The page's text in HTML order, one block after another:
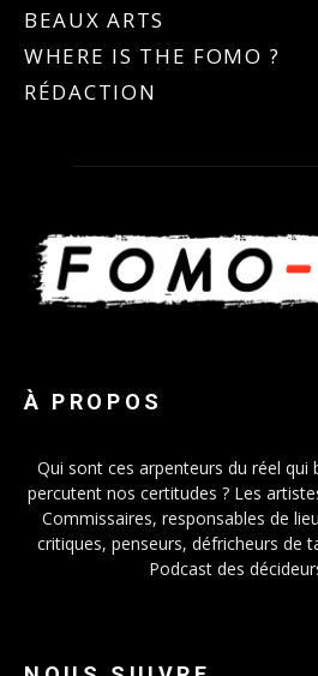
BEAUX ARTS
WHERE IS THE FOMO ?
RÉDACTION
À PROPOS
Qui sont ces arpenteurs du réel
percutent nos certitudes ? Les
Commissaires, responsables de
critiques, penseurs, défricheurs de
Podcast des